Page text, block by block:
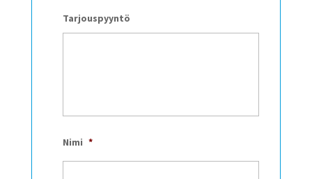
Tarjouspyyntö
Nimi *